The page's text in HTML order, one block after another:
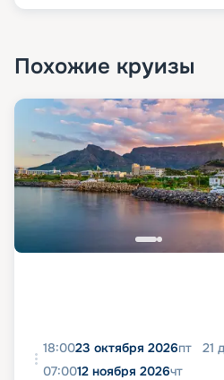
Похожие круизы
18:0023 октября 2026пт 21
07:0012 ноября 2026чт